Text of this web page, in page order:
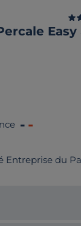
Easy
Entreprise du